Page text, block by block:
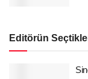
Editörün